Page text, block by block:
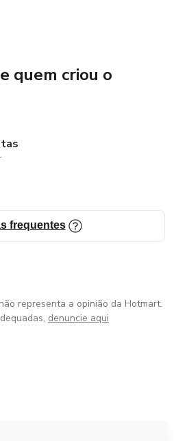
quem criou o
frequentes
representa a opinião da Hotmart.
denuncie aqui